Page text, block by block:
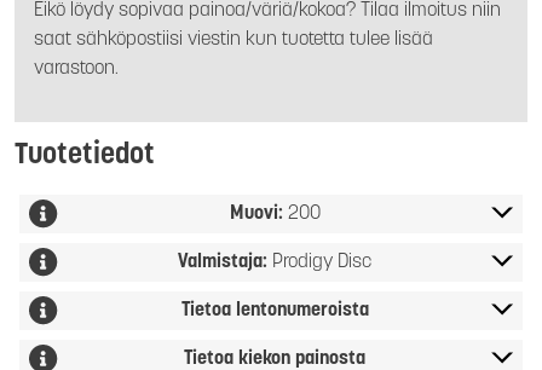
Eikö löydy sopivaa painoa/väriä/kokoa? Tilaa ilmoitus niin
saat sähköpostiisi viestin kun tuotetta tulee lisää
varastoon.
Tuotetiedot
Muovi: 200
Valmistaja: Prodigy Disc
Tietoa lentonumeroista
Tietoa kiekon painosta